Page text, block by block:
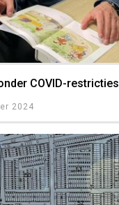
COVID-restricties
2024